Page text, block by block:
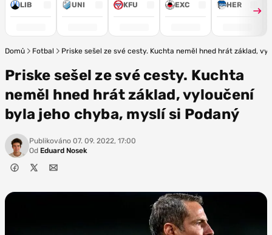
LIB
UNI
KFU
EXC
HER
Domů Fotbal Priske sešel ze své cesty. Kuchta neměl hned hrát základ,
Priske sešel ze své cesty. Kuchta
neměl hned hrát základ, vyloučení
byla jeho chyba, myslí si Podaný
Publikováno 07. 09. 2022, 17:00
Od Eduard Nosek